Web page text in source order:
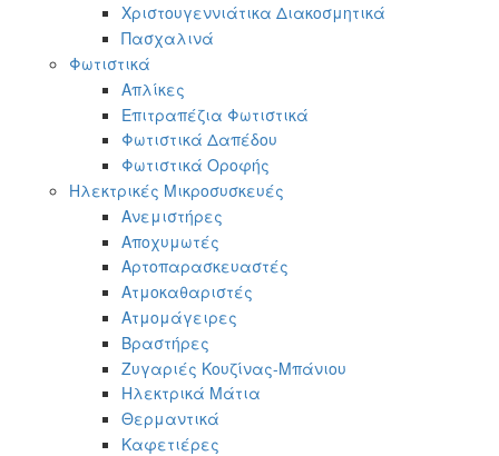
Χριστουγεννιάτικα Διακοσμητικά
Πασχαλινά
Φωτιστικά
Απλίκες
Επιτραπέζια Φωτιστικά
Φωτιστικά Δαπέδου
Φωτιστικά Οροφής
Ηλεκτρικές Μικροσυσκευές
Ανεμιστήρες
Αποχυμωτές
Αρτοπαρασκευαστές
Ατμοκαθαριστές
Ατμομάγειρες
Βραστήρες
Ζυγαριές Κουζίνας-Μπάνιου
Ηλεκτρικά Μάτια
Θερμαντικά
Καφετιέρες